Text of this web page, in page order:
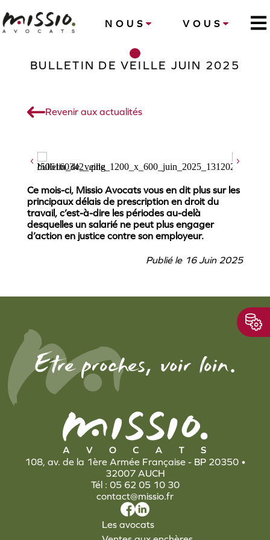
NOUS VOUS
BULLETIN DE VEILLE JUIN 2025
Revenir aux actualités
Ce mois-ci, Missio Avocats vous en dit plus sur les
principaux délais de prescription en droit du
travail, c’est-à-dire les périodes au-delà
desquelles un salarié ne peut plus engager
d’action en justice contre son employeur.
Publié le 16 Juin 2025
Etre proches, voir loin.
108, av. de la 1ère Armée Française - BP 20350 •
32007 AUCH
Tél : 05 62 05 10 30
contact@missio.fr
Les avocats